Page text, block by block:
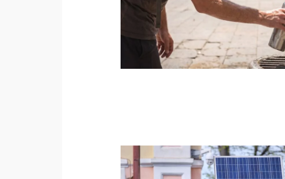
nochmals. Zahlreiche
(EEA), der Deutsche
Climate-Neutral and Smart
Climate Adaptation Award (eca)
beteiligten Akteure in puncto
Klimastadt-Vertragsausgerufen.
wird Klimastadt – weil es uns